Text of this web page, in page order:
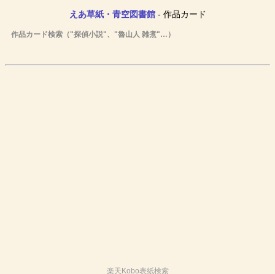
えあ草紙・青空図書館- 作品カード
作品カード検索（"探偵小説"、"魯山人 雑煮"…）
楽天Kobo表紙検索